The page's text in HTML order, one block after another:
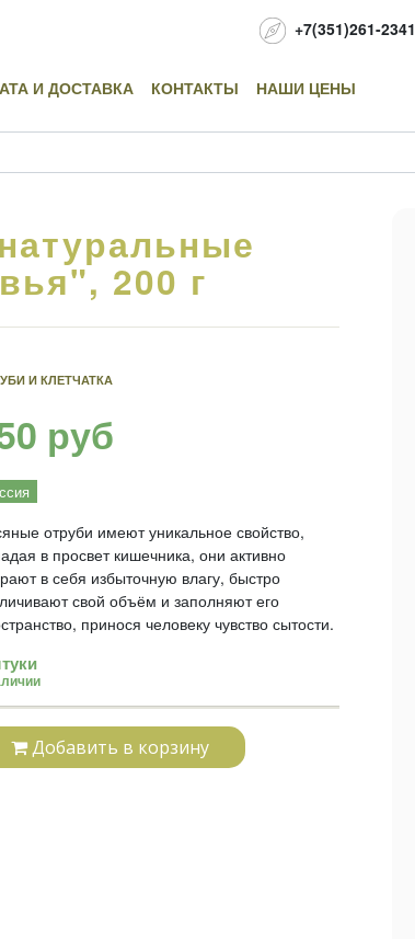
+7(351)261-2341
И ДОСТАВКА КОНТАКТЫ НАШИ ЦЕНЫ
200 г
И КЛЕТЧАТКА
руб
отруби имеют уникальное свойство,
в просвет кишечника, они активно
в себя избыточную влагу, быстро
свой объём и заполняют его
принося человеку чувство сытости.
Добавить в корзину